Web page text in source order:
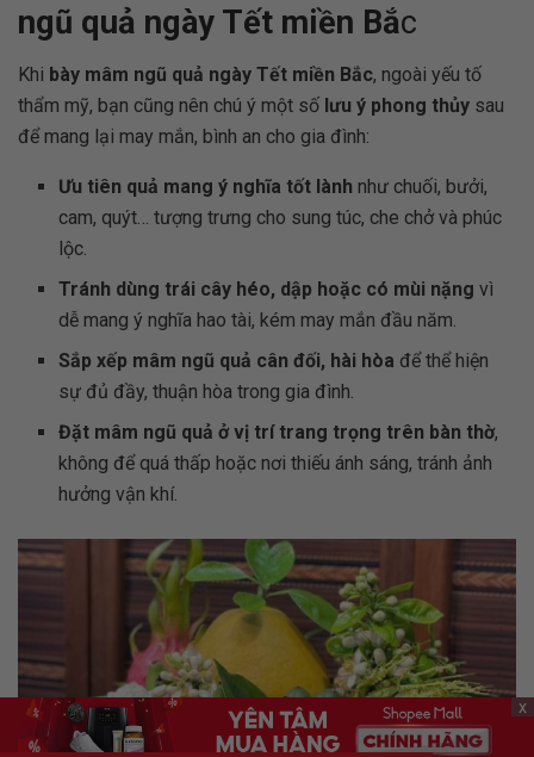
ngũ quả ngày Tết miền Bắc
Khi bày mâm ngũ quả ngày Tết miền Bắc, ngoài yếu tố
thẩm mỹ, bạn cũng nên chú ý một số lưu ý phong thủy sau
để mang lại may mắn, bình an cho gia đình:
Ưu tiên quả mang ý nghĩa tốt lành như chuối, bưởi,
cam, quýt… tượng trưng cho sung túc, che chở và phúc
lộc.
Tránh dùng trái cây héo, dập hoặc có mùi nặng vì
dễ mang ý nghĩa hao tài, kém may mắn đầu năm.
Sắp xếp mâm ngũ quả cân đối, hài hòa để thể hiện
sự đủ đầy, thuận hòa trong gia đình.
Đặt mâm ngũ quả ở vị trí trang trọng trên bàn thờ,
không để quá thấp hoặc nơi thiếu ánh sáng, tránh ảnh
hưởng vận khí.
x